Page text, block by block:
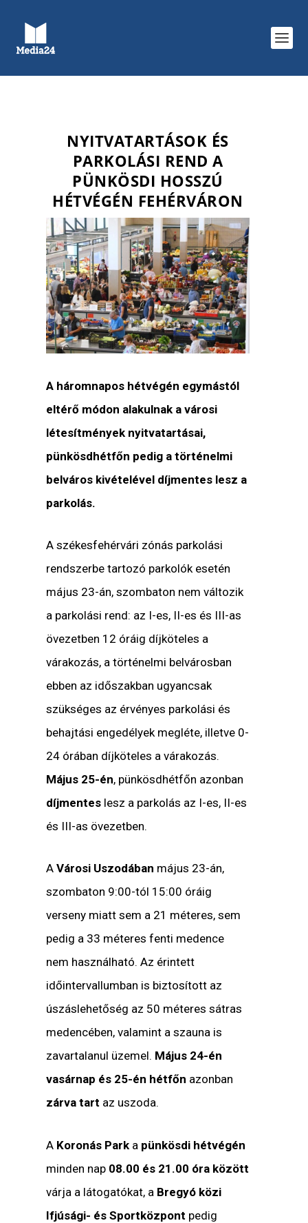
NYITVATARTÁSOK ÉS
PARKOLÁSI REND A
PÜNKÖSDI HOSSZÚ
HÉTVÉGÉN FEHÉRVÁRON
A háromnapos hétvégén egymástól
eltérő módon alakulnak a városi
létesítmények nyitvatartásai,
pünkösdhétfőn pedig a történelmi
belváros kivételével díjmentes lesz a
parkolás.
A székesfehérvári zónás parkolási
rendszerbe tartozó parkolók esetén
május 23-án, szombaton nem változik
a parkolási rend: az I-es, II-es és III-as
övezetben 12 óráig díjköteles a
várakozás, a történelmi belvárosban
ebben az időszakban ugyancsak
szükséges az érvényes parkolási és
behajtási engedélyek megléte, illetve 0-
24 órában díjköteles a várakozás.
Május 25-én, pünkösdhétfőn azonban
díjmentes lesz a parkolás az I-es, II-es
és III-as övezetben.
AVárosi Uszodában május 23-án,
szombaton 9:00-tól 15:00 óráig
verseny miatt sem a 21 méteres, sem
pedig a 33 méteres fenti medence
nem használható. Az érintett
időintervallumban is biztosított az
úszáslehetőség az 50 méteres sátras
medencében, valamint a szauna is
zavartalanul üzemel. Május 24-én
vasárnap és 25-én hétfőn azonban
zárva tart az uszoda.
A Koronás Park a pünkösdi hétvégén
minden nap 08.00 és 21.00 óra között
várja a látogatókat, a Bregyó közi
Ifjúsági- és Sportközpont pedig